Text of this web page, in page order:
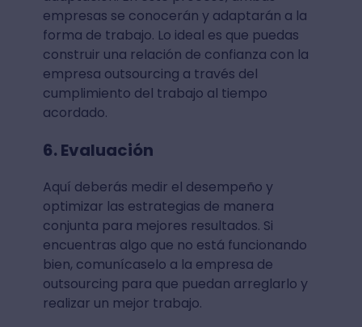
empresas se conocerán y adaptarán a la
forma de trabajo. Lo ideal es que puedas
construir una relación de confianza con la
empresa outsourcing a través del
cumplimiento del trabajo al tiempo
acordado.
6. Evaluación
Aquí deberás medir el desempeño y
optimizar las estrategias de manera
conjunta para mejores resultados. Si
encuentras algo que no está funcionando
bien, comunícaselo a la empresa de
outsourcing para que puedan arreglarlo y
realizar un mejor trabajo.